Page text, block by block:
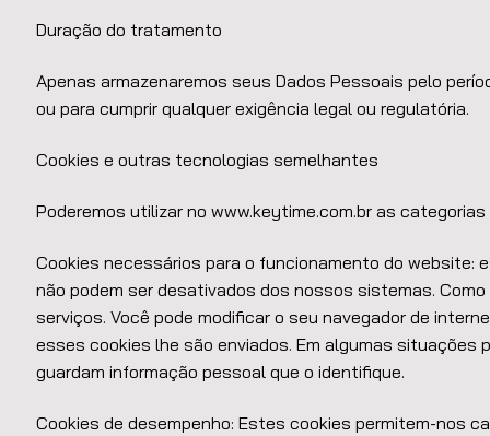
Duração do tratamento
Apenas armazenaremos seus Dados Pessoais pelo
ou para cumprir qualquer exigência legal ou regulatória.
Cookies e outras tecnologias semelhantes
Poderemos utilizar no www.keytime.com.br as categorias
Cookies necessários para o funcionamento do
não podem ser desativados dos nossos sistemas.
serviços. Você pode modificar o seu navegador de
esses cookies lhe são enviados. Em algumas situações
guardam informação pessoal que o identifique.
Cookies de desempenho: Estes cookies permitem-nos